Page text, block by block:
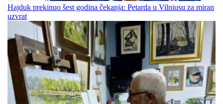
Hajduk prekinuo šest godina čekanja: Petarda u Vilniusu za miran
uzvrat